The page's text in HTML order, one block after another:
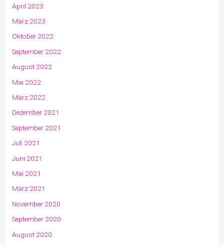
April 2023
März 2023
Oktober 2022
September 2022
August 2022
Mai 2022
März 2022
Dezember 2021
September 2021
Juli 2021
Juni 2021
Mai 2021
März 2021
November 2020
September 2020
August 2020